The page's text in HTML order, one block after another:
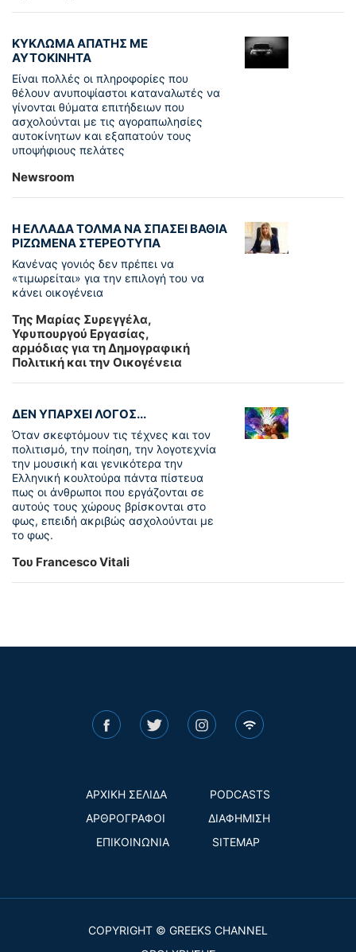
ΚΥΚΛΩΜΑ ΑΠΑΤΗΣ ΜΕ
ΑΥΤΟΚΙΝΗΤΑ
Είναι πολλές οι πληροφορίες που
θέλουν ανυποψίαστοι καταναλωτές να
γίνονται θύματα επιτήδειων που
ασχολούνται με τις αγοραπωλησίες
αυτοκίνητων και εξαπατούν τους
υποψήφιους πελάτες
Newsroom
Η ΕΛΛΑΔΑ ΤΟΛΜΑ ΝΑ ΣΠΑΣΕΙ ΒΑΘΙΑ
ΡΙΖΩΜΕΝΑ ΣΤΕΡΕΟΤΥΠΑ
Κανένας γονιός δεν πρέπει να
«τιμωρείται» για την επιλογή του να
κάνει οικογένεια
Της Μαρίας Συρεγγέλα,
Υφυπουργού Εργασίας,
αρμόδιας για τη Δημογραφική
Πολιτική και την Οικογένεια
ΔΕΝ ΥΠΑΡΧΕΙ ΛΟΓΟΣ...
Όταν σκεφτόμουν τις τέχνες και τον
πολιτισμό, την ποίηση, την λογοτεχνία
την μουσική και γενικότερα την
Ελληνική κουλτούρα πάντα πίστευα
πως οι άνθρωποι που εργάζονται σε
αυτούς τους χώρους βρίσκονται στο
φως, επειδή ακριβώς ασχολούνται με
το φως.
Του Francesco Vitali
ΑΡΧΙΚΗ ΣΕΛΙΔΑ
PODCASTS
ΑΡΘΡΟΓΡΑΦΟΙ
ΔΙΑΦΗΜΙΣΗ
ΕΠΙΚΟΙΝΩΝΙΑ
SITEMAP
COPYRIGHT © GREEKS CHANNEL